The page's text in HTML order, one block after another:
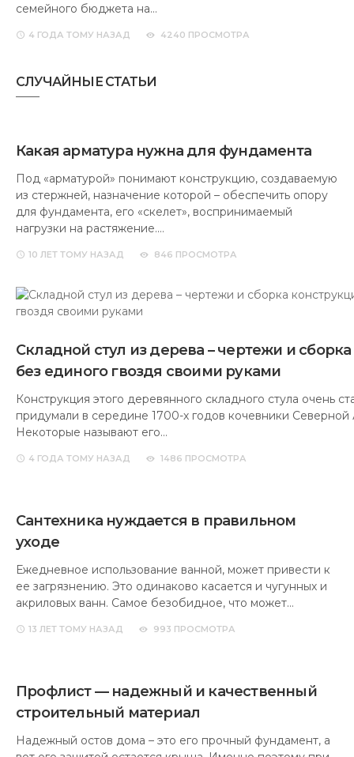
семейного бюджета на…
4 ГОДА ТОМУ НАЗАД 4240 ПРОСМОТРА
СЛУЧАЙНЫЕ СТАТЬИ
Какая арматура нужна для фундамента
Под «арматурой» понимают конструкцию, создаваемую
из стержней, назначение которой – обеспечить опору
для фундамента, его «скелет», воспринимаемый
нагрузки на растяжение.…
10 ЛЕТ ТОМУ НАЗАД 846 ПРОСМОТРА
Складной стул из дерева – чертежи и
без единого гвоздя своими руками
Конструкция этого деревянного складного стула очень
придумали в середине 1700-х годов кочевники Северной
Некоторые называют его…
4 ГОДА ТОМУ НАЗАД 1486 ПРОСМОТРА
Сантехника нуждается в правильном
уходе
Ежедневное использование ванной, может привести к
ее загрязнению. Это одинаково касается и чугунных и
акриловых ванн. Самое безобидное, что может…
13 ЛЕТ ТОМУ НАЗАД 993 ПРОСМОТРА
Профлист — надежный и качественный
строительный материал
Надежный остов дома – это его прочный фундамент, а